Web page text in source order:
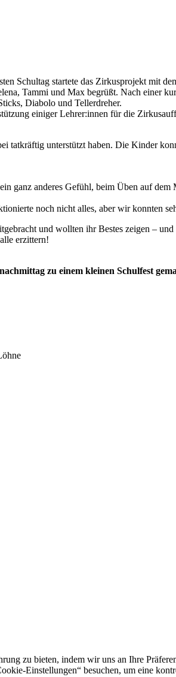
Schultag startete das Zirkusprojekt mit
Tammi und Max begrüßt. Nach einer
Diabolo und Tellerdreher.
einiger Lehrer:innen für die
tatkräftig unterstützt haben. Die Kinder
ganz anderes Gefühl, beim Üben auf
noch nicht alles, aber wir konnten
und wollten ihr Bestes zeigen –
erzittern!
zu einem kleinen Schulfest
zu bieten, indem wir uns an Ihre
Einstellungen“ besuchen, um eine